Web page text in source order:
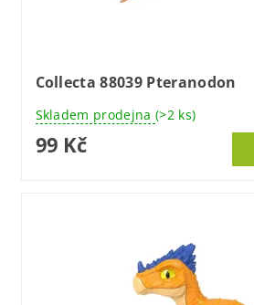
Collecta 88039 Pteranodon
Skladem prodejna (>2 ks)
99 Kč